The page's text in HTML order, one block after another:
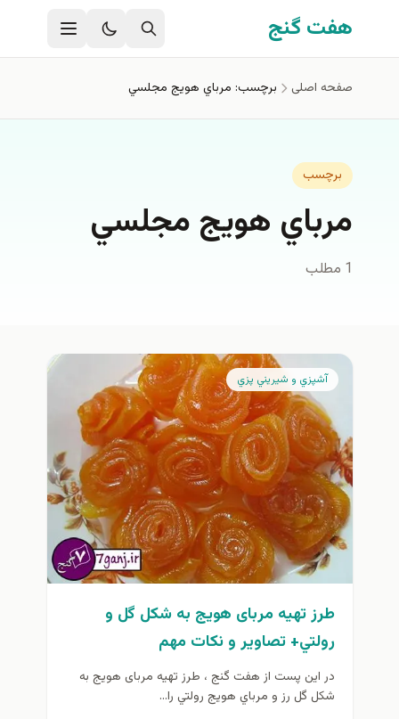
رفتن به محتوای اصلی
هفت گنج
صفحه اصلی برچسب: مرباي هويج مجلسي
برچسب
مرباي هويج مجلسي
1 مطلب
آشپزي و شيريني پزي
طرز تهیه مربای هویج به شکل گل و
رولتي+ تصاوير و نكات مهم
در اين پست از هفت گنج ، طرز تهيه مربای هویج به
شکل گل رز و مرباي هويج رولتي را...